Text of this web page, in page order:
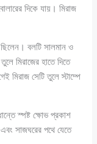
দিকে যায়। মিরাজ
বলটি সালমান ও
মিরাজের হাতে দিতে
মিরাজ সেটি তুলে স্টাম্পে
স্পষ্ট ক্ষোভ প্রকাশ
সাজঘরের পথে যেতে